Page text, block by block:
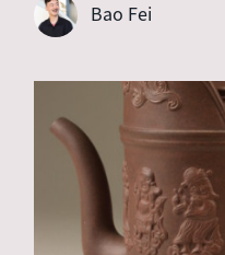
Bao Fei